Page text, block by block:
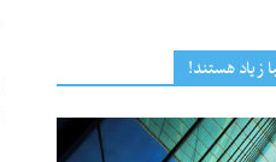
زیاد هستند!